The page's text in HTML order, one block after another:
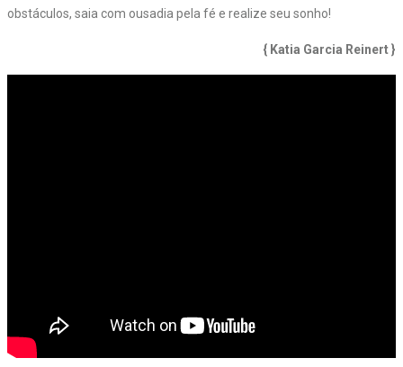
obstáculos, saia com ousadia pela fé e realize seu sonho!
{ Katia Garcia Reinert }